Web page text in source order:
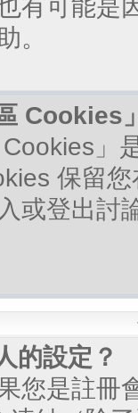
有可能是
。
Cookies
Cookies
保留
或登出討
的設定？
您是註冊